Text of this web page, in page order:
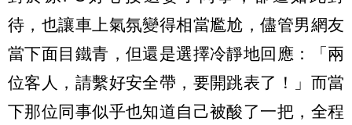
待，也讓車上氣氛變得相當尷尬，儘管男網友
當下面目鐵青，但還是選擇冷靜地回應：「兩
位客人，請繫好安全帶，要開跳表了！」而當
下那位同事似乎也知道自己被酸了一把，全程